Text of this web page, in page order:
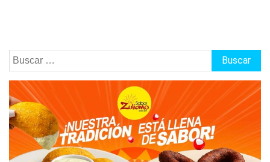
Buscar: